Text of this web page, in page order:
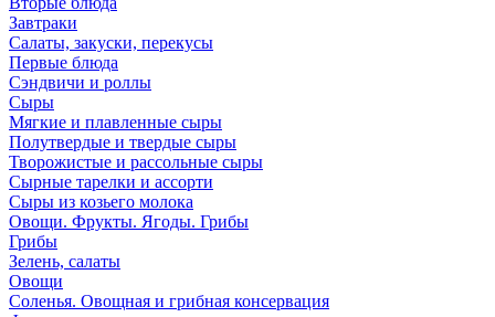
Завтраки
Салаты, закуски, перекусы
Первые блюда
Сэндвичи и роллы
Сыры
Мягкие и плавленные сыры
Полутвердые и твердые сыры
Творожистые и рассольные сыры
Сырные тарелки и ассорти
Сыры из козьего молока
Овощи. Фрукты. Ягоды. Грибы
Грибы
Зелень, салаты
Овощи
Соленья. Овощная и грибная консервация